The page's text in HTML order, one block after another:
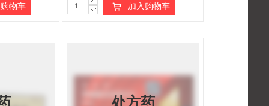
物车 加入购物车
处方药